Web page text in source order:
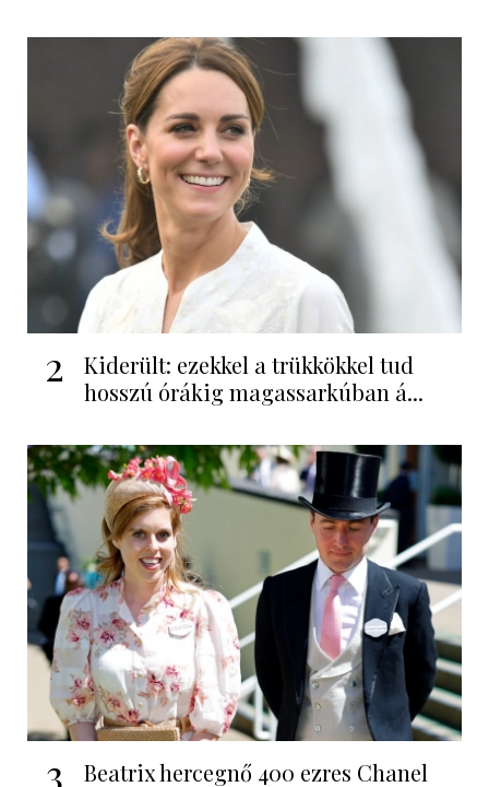
2
Kiderült: ezekkel a trükkökkel tud
hosszú órákig magassarkúban á...
3
Beatrix hercegnő 400 ezres Chanel